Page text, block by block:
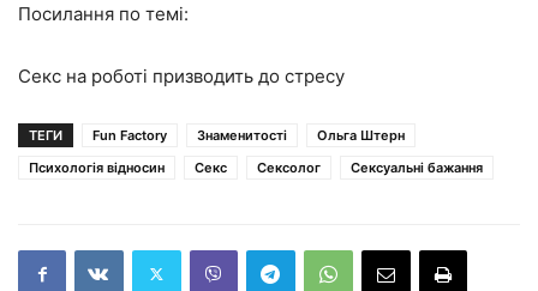
Посилання по темі:
Секс на роботі призводить до стресу
ТЕГИ Fun Factory Знаменитості
Ольга Штерн
Психологія відносин
Секс Сексолог Сексуальні бажання